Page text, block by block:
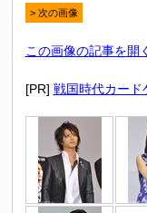
> 次の画像
この画像の記事を開く
[PR] 戦国時代カード